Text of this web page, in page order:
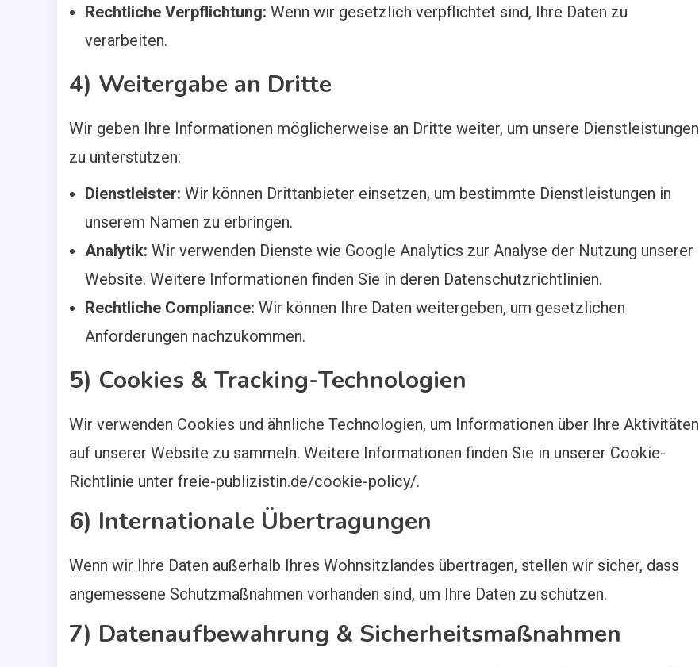
Rechtliche Verpflichtung: Wenn wir gesetzlich verpflichtet sind, Ihre Daten zu
verarbeiten.
4) Weitergabe an Dritte
Wir geben Ihre Informationen möglicherweise an Dritte weiter, um unsere Dienstleistungen
zu unterstützen:
Dienstleister: Wir können Drittanbieter einsetzen, um bestimmte Dienstleistungen in
unserem Namen zu erbringen.
Analytik: Wir verwenden Dienste wie Google Analytics zur Analyse der Nutzung unserer
Website. Weitere Informationen finden Sie in deren Datenschutzrichtlinien.
Rechtliche Compliance: Wir können Ihre Daten weitergeben, um gesetzlichen
Anforderungen nachzukommen.
5) Cookies & Tracking-Technologien
Wir verwenden Cookies und ähnliche Technologien, um Informationen über Ihre Aktivitäten
auf unserer Website zu sammeln. Weitere Informationen finden Sie in unserer Cookie-
Richtlinie unter freie-publizistin.de/cookie-policy/.
6) Internationale Übertragungen
Wenn wir Ihre Daten außerhalb Ihres Wohnsitzlandes übertragen, stellen wir sicher, dass
angemessene Schutzmaßnahmen vorhanden sind, um Ihre Daten zu schützen.
7) Datenaufbewahrung & Sicherheitsmaßnahmen